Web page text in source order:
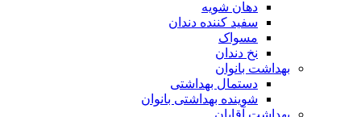
دهان شویه
سفید کننده دندان
مسواک
نخ دندان
بهداشت بانوان
دستمال بهداشتی
شوینده بهداشتی بانوان
بهداشت آقایان